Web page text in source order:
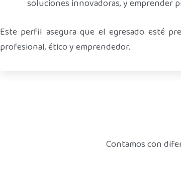
soluciones innovadoras, y emprender
Este perfil asegura que el egresado esté
profesional, ético y emprendedor.
Contamos con